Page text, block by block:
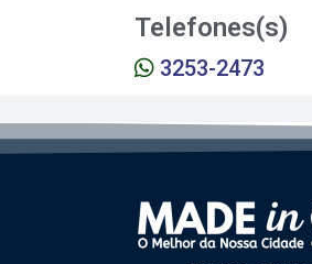
Telefones(s)
3253-2473